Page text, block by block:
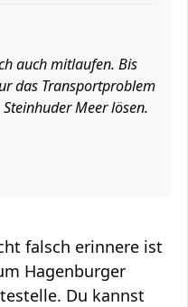
auch mitlaufen. Bis
das Transportproblem
Meer lösen.
falsch erinnere ist
Hagenburger
Du kannst